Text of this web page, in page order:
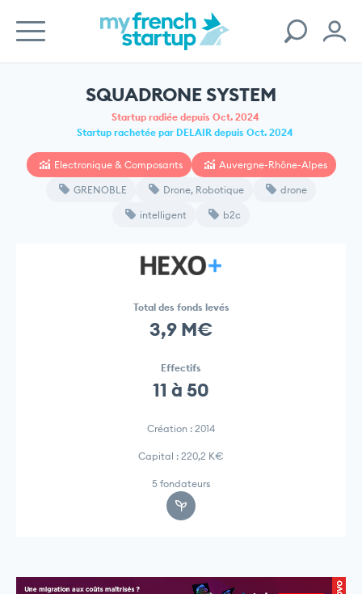
SQUADRONE SYSTEM
Startup radiée depuis Oct. 2024
Startup rachetée par DELAIR depuis Oct. 2024
Electronique & Composants Auvergne-Rhône-Alpes
GRENOBLE Drone, Robotique drone
intelligent b2c
Total des fonds levés
3,9 M€
Effectifs
11 à 50
Création : 2014
Capital : 220,2 K€
5 fondateurs